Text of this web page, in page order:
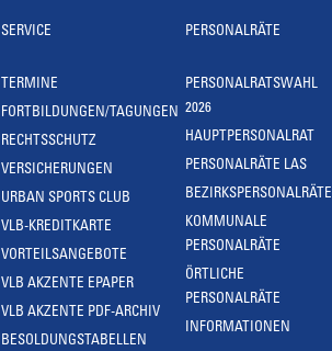
SERVICE
TERMINE
FORTBILDUNGEN/TAGUNGEN
RECHTSSCHUTZ
VERSICHERUNGEN
URBAN SPORTS CLUB
VLB-KREDITKARTE
VORTEILSANGEBOTE
VLB AKZENTE EPAPER
VLB AKZENTE PDF-ARCHIV
BESOLDUNGSTABELLEN
PERSONALRÄTE
PERSONALRATSWAHL
2026
HAUPTPERSONALRAT
PERSONALRÄTE LAS
BEZIRKSPERSONALRÄTE
KOMMUNALE
PERSONALRÄTE
ÖRTLICHE
PERSONALRÄTE
INFORMATIONEN